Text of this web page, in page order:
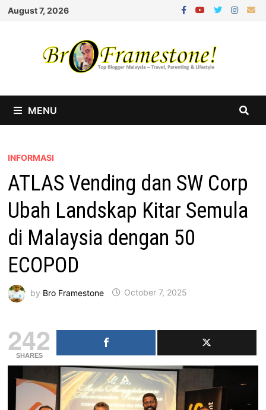
Skip
August 7, 2026
MENU
INFORMASI
ATLAS Vending dan SW Corp
Ubah Landskap Kitar Semula
di Malaysia dengan 50
ECOPOD
by Bro Framestone October 7, 2025
242
SHARES